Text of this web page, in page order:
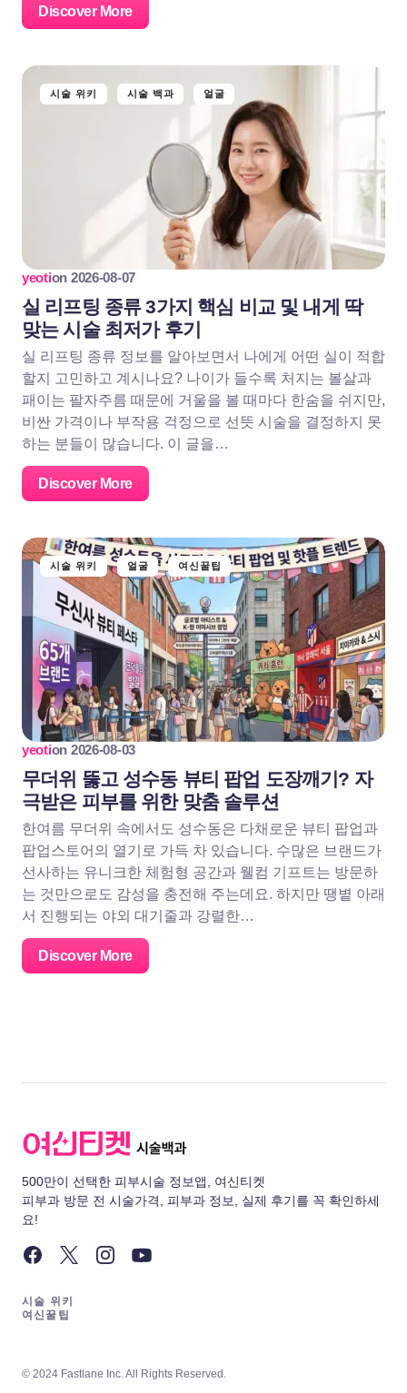
Discover More
시술 위키 시술 백과 얼굴
yeotion 2026-08-07
실 리프팅 종류 3가지 핵심 비교 및 내게 딱
맞는 시술 최저가 후기
실 리프팅 종류 정보를 알아보면서 나에게 어떤 실이 적합
할지 고민하고 계시나요? 나이가 들수록 처지는 볼살과
패이는 팔자주름 때문에 거울을 볼 때마다 한숨을 쉬지만,
비싼 가격이나 부작용 걱정으로 선뜻 시술을 결정하지 못
하는 분들이 많습니다. 이 글을…
Discover More
시술 위키 얼굴 여신꿀팁
yeotion 2026-08-03
무더위 뚫고 성수동 뷰티 팝업 도장깨기? 자
극받은 피부를 위한 맞춤 솔루션
한여름 무더위 속에서도 성수동은 다채로운 뷰티 팝업과
팝업스토어의 열기로 가득 차 있습니다. 수많은 브랜드가
선사하는 유니크한 체험형 공간과 웰컴 기프트는 방문하
는 것만으로도 감성을 충전해 주는데요. 하지만 땡볕 아래
서 진행되는 야외 대기줄과 강렬한…
Discover More
500만이 선택한 피부시술 정보앱, 여신티켓
피부과 방문 전 시술가격, 피부과 정보, 실제 후기를 꼭 확인하세
요!
시술 위키
여신꿀팁
© 2024 Fastlane Inc. All Rights Reserved.